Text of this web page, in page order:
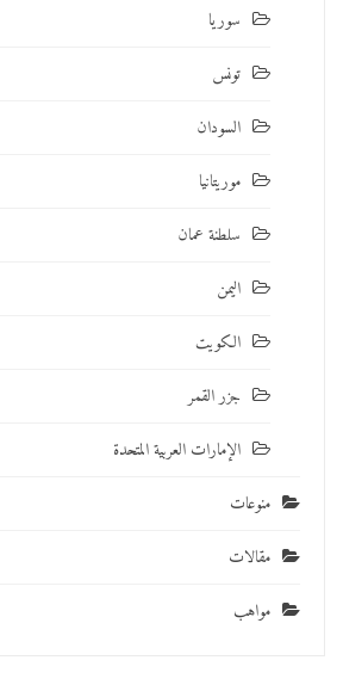
سوريا
تونس
السودان
موريتانيا
سلطنة عمان
اليمن
الكويت
جزر القمر
الإمارات العربية المتحدة
منوعات
مقالات
مواهب